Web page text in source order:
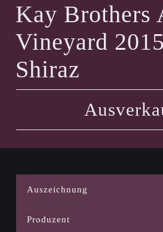
Kay Brothers
Vineyard
Shiraz
Auszeichnung
Produzent